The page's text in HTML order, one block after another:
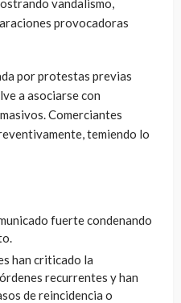
vandalismo,
provocadoras
por protestas previas
a asociarse con
Comerciantes
temiendo lo
fuerte condenando
han criticado la
recurrentes y han
de reincidencia o